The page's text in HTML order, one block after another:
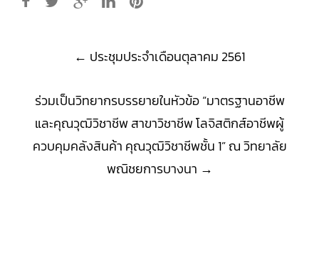
navigation
← ประชุมประจําเดือนตุลาคม 2561
ร่วมเป็นวิทยากรบรรยายในหัวข้อ “มาตรฐานอาชีพ
และคุณวุฒิวิชาชีพ สาขาวิชาชีพ โลจิสติกส์อาชีพผู้
ควบคุมคลังสินค้า คุณวุฒิวิชาชีพชั้น 1” ณ วิทยาลัย
พณิชยการบางนา →